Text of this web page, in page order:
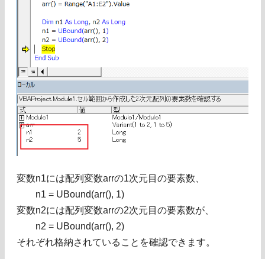
変数n1には配列変数arrの1次元目の要素数、
n1 = UBound(arr(), 1)
変数n2には配列変数arrの2次元目の要素数が、
n2 = UBound(arr(), 2)
それぞれ格納されていることを確認できます。